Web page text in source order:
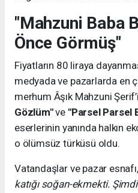
"Mahzuni Baba
Önce Görmüş"
Fiyatların 80 liraya
medyada ve pazarlarda en
merhum Âşık Mahzuni
Gözlüm"ve "Parsel Parsel
eserlerinin yanında halkın
o ölümsüz türküsü oldu.
Vatandaşlar ve pazar esnafı,
katığı soğan-ekmekti.